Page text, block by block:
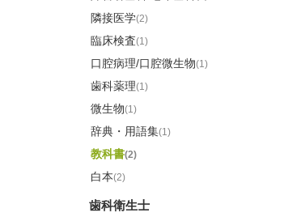
隣接医学(2)
臨床検査(1)
口腔病理/口腔微生物(1)
歯科薬理(1)
微生物(1)
辞典・用語集(1)
教科書(2)
白本(2)
歯科衛生士